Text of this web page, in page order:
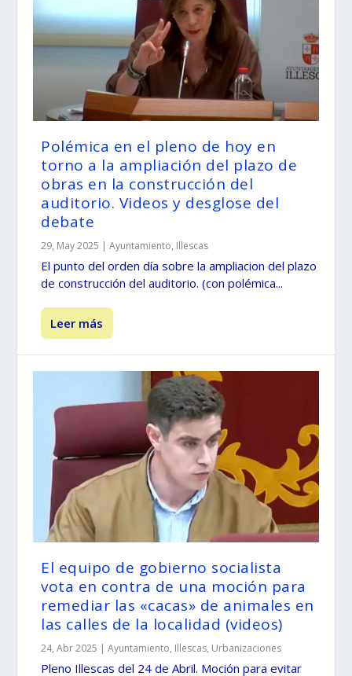
Polémica en el pleno de hoy en
torno a la ampliación del plazo de
obras en la construcción del
auditorio. Videos y desglose del
debate
29, May 2025 |Ayuntamiento, Illescas
El punto del orden día sobre la ampliacion del plazo
de construcción del auditorio. (con polémica...
Leer más
El equipo de gobierno socialista
vota en contra de una moción para
remediar las «cacas» de animales en
las calles de la localidad (videos)
24, Abr 2025 |Ayuntamiento, Illescas, Urbanizaciones
Pleno Illescas del 24 de Abril. Moción para evitar